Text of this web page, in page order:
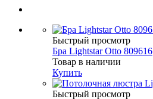
Быстрый просмотр
Бра Lightstar Otto 809616
Товар в наличии
Купить
Быстрый просмотр